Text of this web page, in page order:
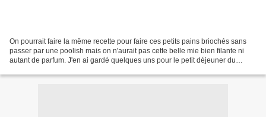
On pourrait faire la même recette pour faire ces petits pains briochés sans
passer par une poolish mais on n'aurait pas cette belle mie bien filante ni
autant de parfum. J'en ai gardé quelques uns pour le petit déjeuner du